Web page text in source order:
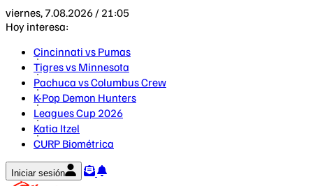
viernes, 7.08.2026 / 21:05
Hoy interesa:
Cincinnati vs Pumas
Tigres vs Minnesota
Pachuca vs Columbus Crew
K-Pop Demon Hunters
Leagues Cup 2026
Katia Itzel
CURP Biométrica
Iniciar sesión